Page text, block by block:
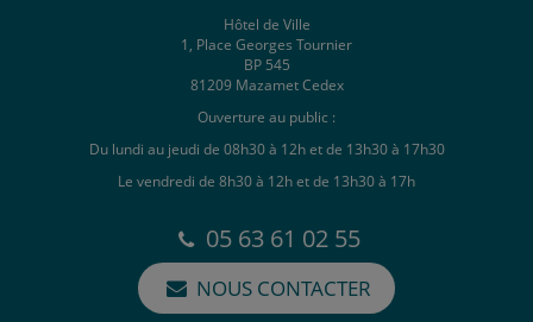
Hôtel de Ville
1, Place Georges Tournier
BP 545
81209 Mazamet Cedex
Ouverture au public :
Du lundi au jeudi de 08h30 à 12h et de 13h30 à 17h30
Le vendredi de 8h30 à 12h et de 13h30 à 17h
05 63 61 02 55
NOUS CONTACTER